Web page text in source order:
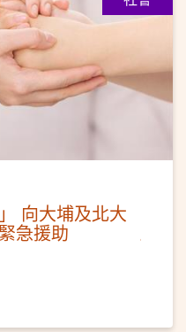
向大埔及北大
急援助